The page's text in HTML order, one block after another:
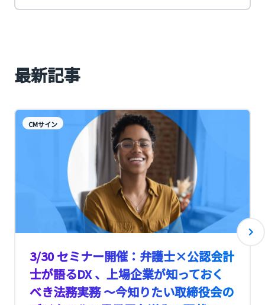
最新記事
CMサイン
3/30 セミナー開催：弁護士×公認会計
士が語るDX 、上場企業が知っておく
べき法務実務 〜今知りたい取締役会の